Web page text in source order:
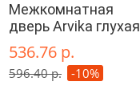
Межкомнатная
дверь Arvika глухая
536.76 р.
596.40 р. -10%